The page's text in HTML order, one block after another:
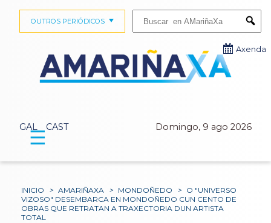
GAL CAST Domingo, 9 ago 2026
OUTROS PERIÓDICOS
Axenda
☰
INICIO > AMARIÑAXA > MONDOÑEDO > O "UNIVERSO
VIZOSO" DESEMBARCA EN MONDOÑEDO CUN CENTO DE
OBRAS QUE RETRATAN A TRAXECTORIA DUN ARTISTA
TOTAL